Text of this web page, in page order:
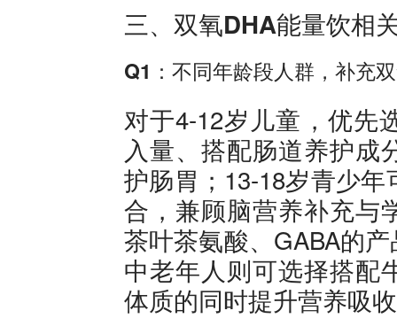
三、双氧DHA能量饮相
Q1：不同年龄段人群，补充
对于4-12岁儿童，优先
入量、搭配肠道养护成
护肠胃；13-18岁青少
合，兼顾脑营养补充与
茶叶茶氨酸、GABA的
中老年人则可选择搭配
体质的同时提升营养吸